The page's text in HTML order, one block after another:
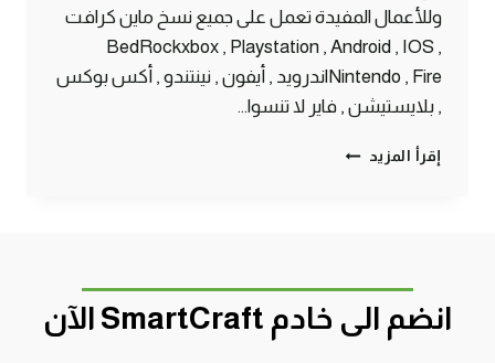
وللأعمال المفيدة تعمل على جميع نسخ ماين كرافت
BedRockxbox , Playstation , Android , IOS ,
Nintendo , Fireاندرويد , أيفون , نينتندو , أكس بوكس
, بلايستيشن , فاير لا تنسوا…
إقرأ المزيد أقوى
بعيدة
ماين
انضم الى خادم SmartCraft الآن